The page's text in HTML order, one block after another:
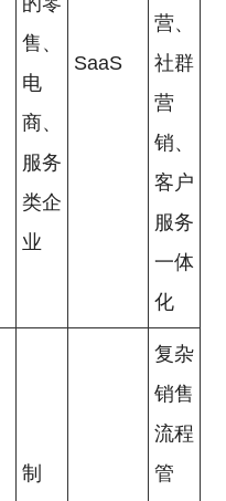
售、
电
商、
服务
类企
业
SaaS
营、
社群
营
销、
客户
服务
一体
化
制
复杂
销售
流程
管